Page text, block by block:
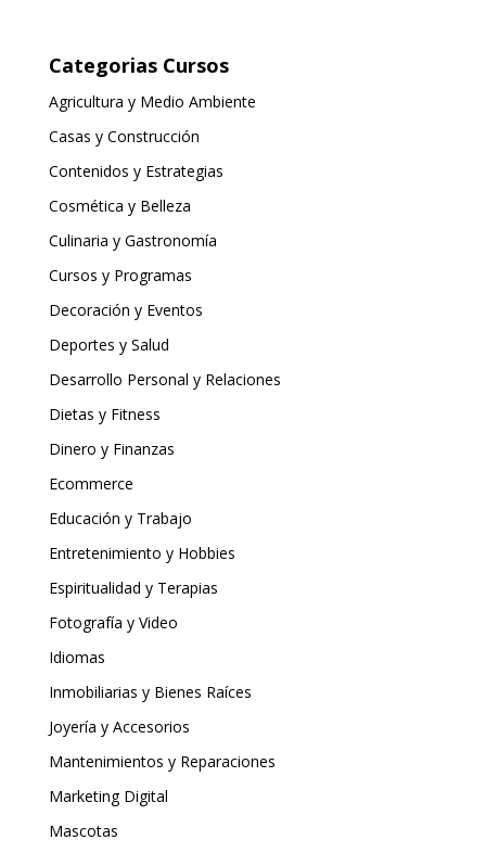
Categorias Cursos
Agricultura y Medio Ambiente
Casas y Construcción
Contenidos y Estrategias
Cosmética y Belleza
Culinaria y Gastronomía
Cursos y Programas
Decoración y Eventos
Deportes y Salud
Desarrollo Personal y Relaciones
Dietas y Fitness
Dinero y Finanzas
Ecommerce
Educación y Trabajo
Entretenimiento y Hobbies
Espiritualidad y Terapias
Fotografía y Video
Idiomas
Inmobiliarias y Bienes Raíces
Joyería y Accesorios
Mantenimientos y Reparaciones
Marketing Digital
Mascotas